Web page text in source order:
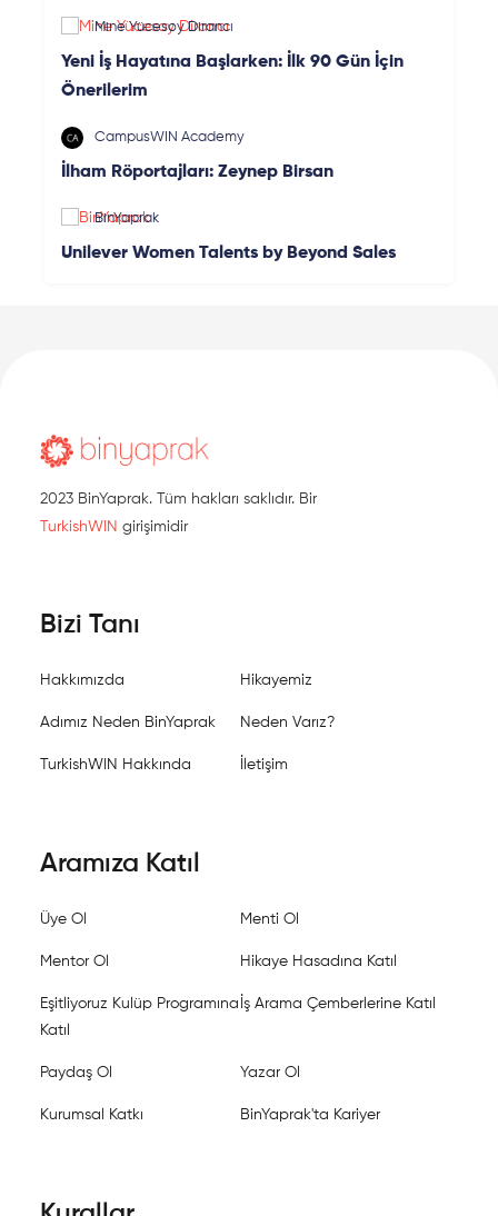
Mine Yücesoy Dirancı
Yeni İş Hayatına Başlarken: İlk 90 Gün İçin
Önerilerim
CampusWIN Academy
İlham Röportajları: Zeynep Birsan
BinYaprak
Unilever Women Talents by Beyond Sales
2023 BinYaprak. Tüm hakları saklıdır. Bir
TurkishWIN girişimidir
Bizi Tanı
Hakkımızda Hikayemiz
Adımız Neden BinYaprak Neden Varız?
TurkishWIN Hakkında İletişim
Aramıza Katıl
Üye Ol Menti Ol
Mentor Ol Hikaye Hasadına Katıl
Eşitliyoruz Kulüp Programına
Katıl
İş Arama Çemberlerine Katıl
Paydaş Ol Yazar Ol
Kurumsal Katkı BinYaprak'ta Kariyer